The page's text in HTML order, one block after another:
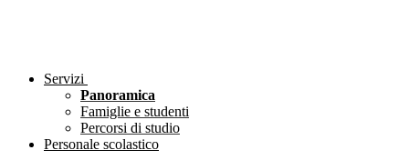
Servizi
Panoramica
Famiglie e studenti
Percorsi di studio
Personale scolastico